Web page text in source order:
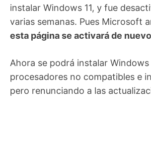
instalar Windows 11, y fue
varias semanas. Pues Microsoft
esta página se activará de nuevo
Ahora se podrá instalar Windows
procesadores no compatibles e
pero renunciando a las